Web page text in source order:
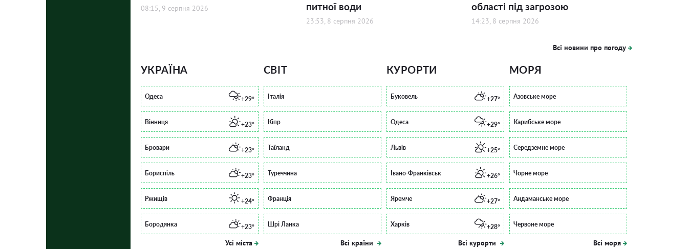
08:15, 9 серпня 2026
питної води
23:53, 8 серпня 2026
області під загрозою
14:23, 8 серпня 2026
Всі новини про погоду
УКРАЇНА
Одеса +29°
Вінниця +23°
Бровари +23°
Бориспіль +23°
Ржищів +24°
Бородянка +23°
Усі міста
СВІТ
Італія
Кіпр
Таїланд
Туреччина
Франція
Шрі Ланка
Всі країни
КУРОРТИ
Буковель +27°
Одеса +29°
Львів +25°
Івано-Франківськ +26°
Яремче +27°
Харків +28°
Всі курорти
МОРЯ
Азовське море
Карибське море
Середземне море
Чорне море
Андаманське море
Червоне море
Всі моря